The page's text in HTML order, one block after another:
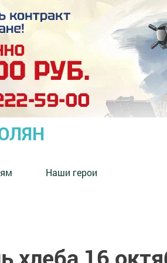
Наши герои
хлеба 16